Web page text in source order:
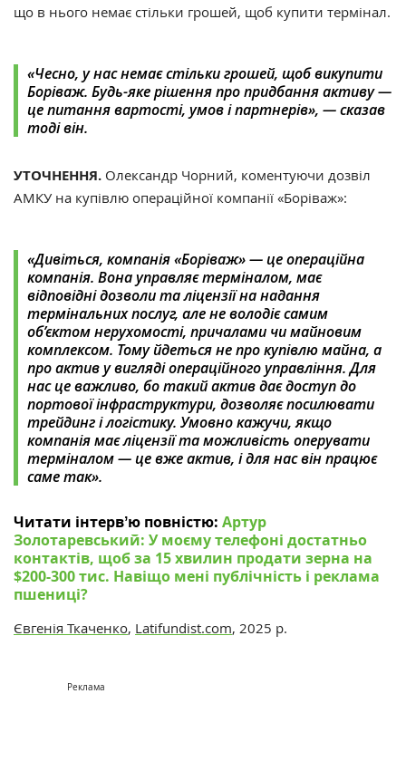
що в нього немає стільки грошей, щоб купити термінал.
«Чесно, у нас немає стільки грошей, щоб викупити
Боріваж. Будь-яке рішення про придбання активу —
це питання вартості, умов і партнерів», — сказав
тоді він.
УТОЧНЕННЯ. Олександр Чорний, коментуючи дозвіл
АМКУ на купівлю операційної компанії «Боріваж»:
«Дивіться, компанія «Боріваж» — це операційна
компанія. Вона управляє терміналом, має
відповідні дозволи та ліцензії на надання
термінальних послуг, але не володіє самим
об’єктом нерухомості, причалами чи майновим
комплексом. Тому йдеться не про купівлю майна, а
про актив у вигляді операційного управління. Для
нас це важливо, бо такий актив дає доступ до
портової інфраструктури, дозволяє посилювати
трейдинг і логістику. Умовно кажучи, якщо
компанія має ліцензії та можливість оперувати
терміналом — це вже актив, і для нас він працює
саме так».
Читати інтервʼю повністю: Артур
Золотаревський: У моєму телефоні достатньо
контактів, щоб за 15 хвилин продати зерна на
$200-300 тис. Навіщо мені публічність і реклама
пшениці?
Євгенія Ткаченко, Latifundist.com, 2025 р.
Реклама